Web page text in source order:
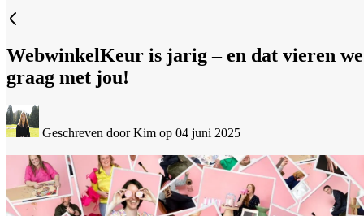
WebwinkelKeur is jarig – en dat vieren we
graag met jou!
Geschreven door Kim op 04 juni 2025